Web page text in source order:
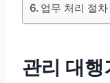
업무 처리 절
관리 대행